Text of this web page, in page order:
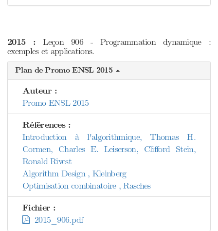
2015 : Leçon 906 - Programmation dynamique :
exemples et applications.
Plan de Promo ENSL 2015
Auteur :
Promo ENSL 2015
Références :
Introduction à l'algorithmique, Thomas H.
Cormen, Charles E. Leiserson, Clifford Stein,
Ronald Rivest
Algorithm Design , Kleinberg
Optimisation combinatoire , Rasches
Fichier :
2015_906.pdf